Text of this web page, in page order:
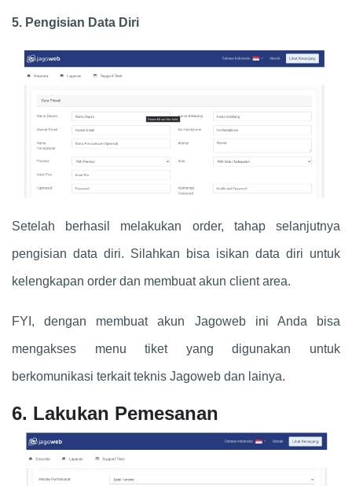
5. Pengisian Data Diri
Setelah berhasil melakukan order, tahap selanjutnya
pengisian data diri. Silahkan bisa isikan data diri untuk
kelengkapan order dan membuat akun client area.
FYI, dengan membuat akun Jagoweb ini Anda bisa
mengakses menu tiket yang digunakan untuk
berkomunikasi terkait teknis Jagoweb dan lainya.
6. Lakukan Pemesanan